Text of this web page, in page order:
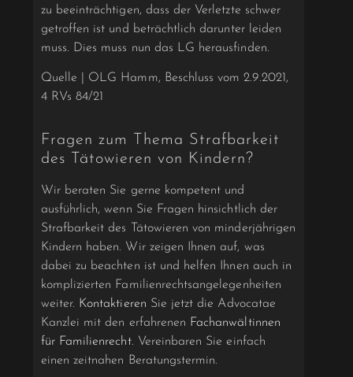
zu beeinträchtigen, dass der Verletzte schwer
getroffen ist und beträchtlich darunter leiden
muss. Dies muss nun das LG herausfinden.
Quelle | OLG Hamm, Beschluss vom 2.9.2021,
4 RVs 84/21
Fragen zum Thema Strafbarkeit
des Tätowieren von Kindern?
Wir beraten Sie gerne kompetent und
ausführlich, wenn Sie Fragen hinsichtlich der
Strafbarkeit des Tätowieren von minderjährigen
Kindern haben. Wir zeigen Ihnen auf, was
dabei zu beachten ist und helfen Ihnen auch in
komplizierten Familienrechtsangelegenheiten
weiter. Kontaktieren Sie jetzt die Advocatae
Kanzlei mit den erfahrenen Fachanwältinnen
für Familienrecht. Vereinbaren Sie einfach
einen zeitnahen Beratungstermin.